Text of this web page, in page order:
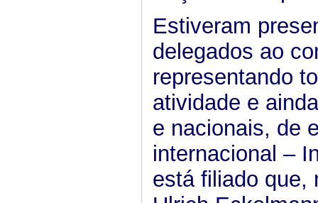
Estiveram
delegados ao
representando
atividade e
e nacionais, de
internacional –
está filiado que,